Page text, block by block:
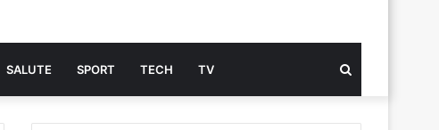
SALUTE SPORT TECH TV
...